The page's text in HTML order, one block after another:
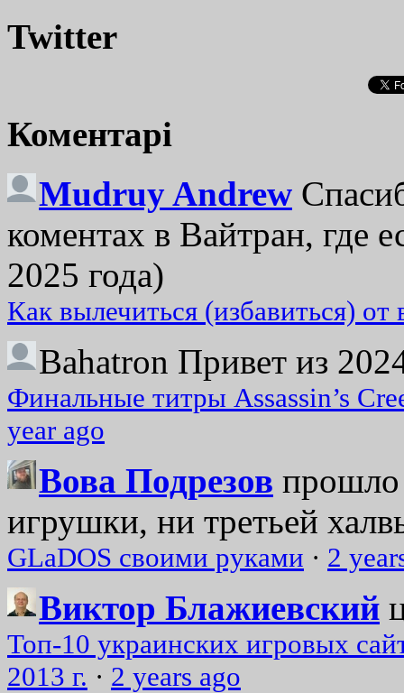
Twitter
Коментарі
Mudruy Andrew
коментах в Вайтран, где
2025 года)
Как вылечиться (избавиться)
Bahatron Привет из
Финальные титры Assassin’s
year ago
Вова Подрезов прошло
игрушки, ни третьей
GLaDOS своими руками · 2
Виктор Блажиевский
Топ-10 украинских игровых
2013 г. · 2 years ago